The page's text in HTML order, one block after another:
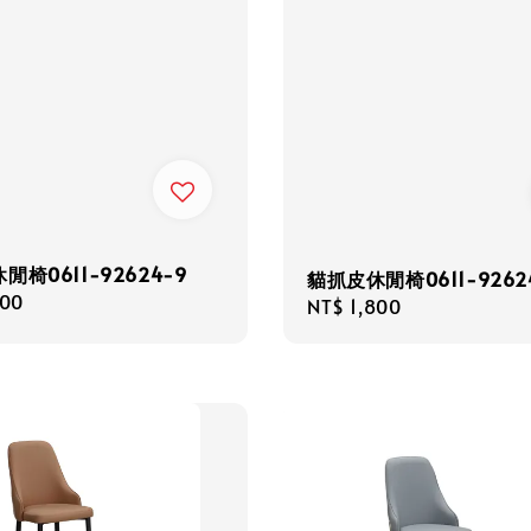
閒椅0611-92624-9
貓抓皮休閒椅0611-
Regular
NT$ 1,800